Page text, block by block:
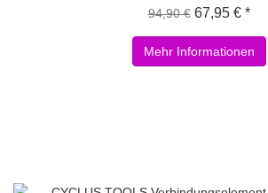
94,90 € 67,95 € *
Mehr Informationen